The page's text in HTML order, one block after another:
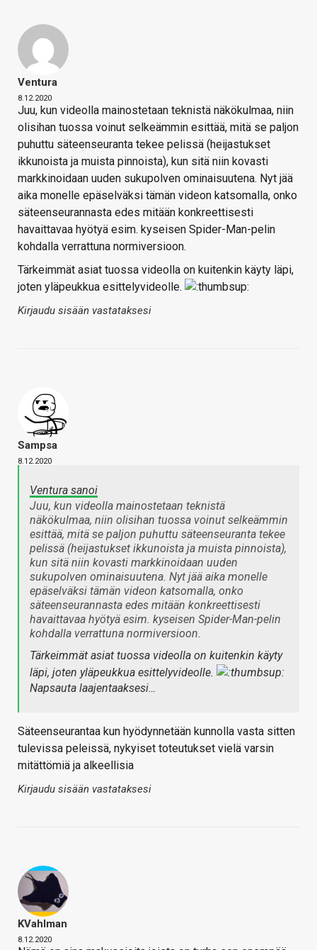
Ventura
8.12.2020
Juu, kun videolla mainostetaan teknistä näkökulmaa, niin
olisihan tuossa voinut selkeämmin esittää, mitä se paljon
puhuttu säteenseuranta tekee pelissä (heijastukset
ikkunoista ja muista pinnoista), kun sitä niin kovasti
markkinoidaan uuden sukupolven ominaisuutena. Nyt jää
aika monelle epäselväksi tämän videon katsomalla, onko
säteenseurannasta edes mitään konkreettisesti
havaittavaa hyötyä esim. kyseisen Spider-Man-pelin
kohdalla verrattuna normiversioon.
Tärkeimmät asiat tuossa videolla on kuitenkin käyty läpi,
joten yläpeukkua esittelyvideolle.
Kirjaudu sisään vastataksesi
Sampsa
8.12.2020
Ventura sanoi
Juu, kun videolla mainostetaan teknistä
näkökulmaa, niin olisihan tuossa voinut selkeämmin
esittää, mitä se paljon puhuttu säteenseuranta tekee
pelissä (heijastukset ikkunoista ja muista pinnoista),
kun sitä niin kovasti markkinoidaan uuden
sukupolven ominaisuutena. Nyt jää aika monelle
epäselväksi tämän videon katsomalla, onko
säteenseurannasta edes mitään konkreettisesti
havaittavaa hyötyä esim. kyseisen Spider-Man-pelin
kohdalla verrattuna normiversioon.
Tärkeimmät asiat tuossa videolla on kuitenkin käyty
läpi, joten yläpeukkua esittelyvideolle.
Napsauta laajentaaksesi…
Säteenseurantaa kun hyödynnetään kunnolla vasta sitten
tulevissa peleissä, nykyiset toteutukset vielä varsin
mitättömiä ja alkeellisia
Kirjaudu sisään vastataksesi
KVahlman
8.12.2020